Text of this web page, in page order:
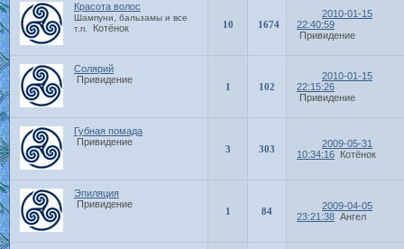
Красота волос
Шампуни, бальзамы и все
т.п.
Котёнок 10 1674
2010-01-15
22:40:59
Привидение
Солярий
Привидение
1 102
2010-01-15
22:15:26
Привидение
Губная помада
Привидение
3 303
2009-05-31
10:34:16
Котёнок
Эпиляция
Привидение
1 84
2009-04-05
23:21:38 Ангел